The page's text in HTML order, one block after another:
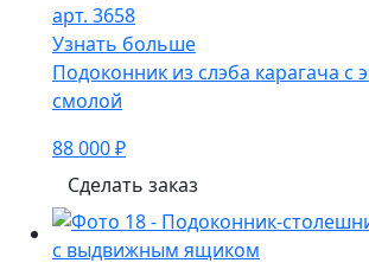
арт. 3658
Узнать больше
Подоконник из слэба карагача с
смолой
88 000 ₽
Сделать заказ